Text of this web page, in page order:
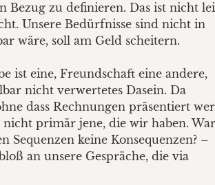
zu definieren. Das ist nicht
Unsere Bedürfnisse sind nicht in
wäre, soll am Geld scheitern.
ist eine, Freundschaft eine andere,
nicht verwertetes Dasein. Da
dass Rechnungen präsentiert
nicht primär jene, die wir haben.
keine Konsequenzen? –
an unsere Gespräche, die via